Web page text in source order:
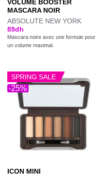
VOLUME BOOSTER
MASCARA NOIR
ABSOLUTE NEW YORK
89dh
Mascara noire avec une formule pour
un volume maximal.
-25%
SPRING SALE
ICON MINI